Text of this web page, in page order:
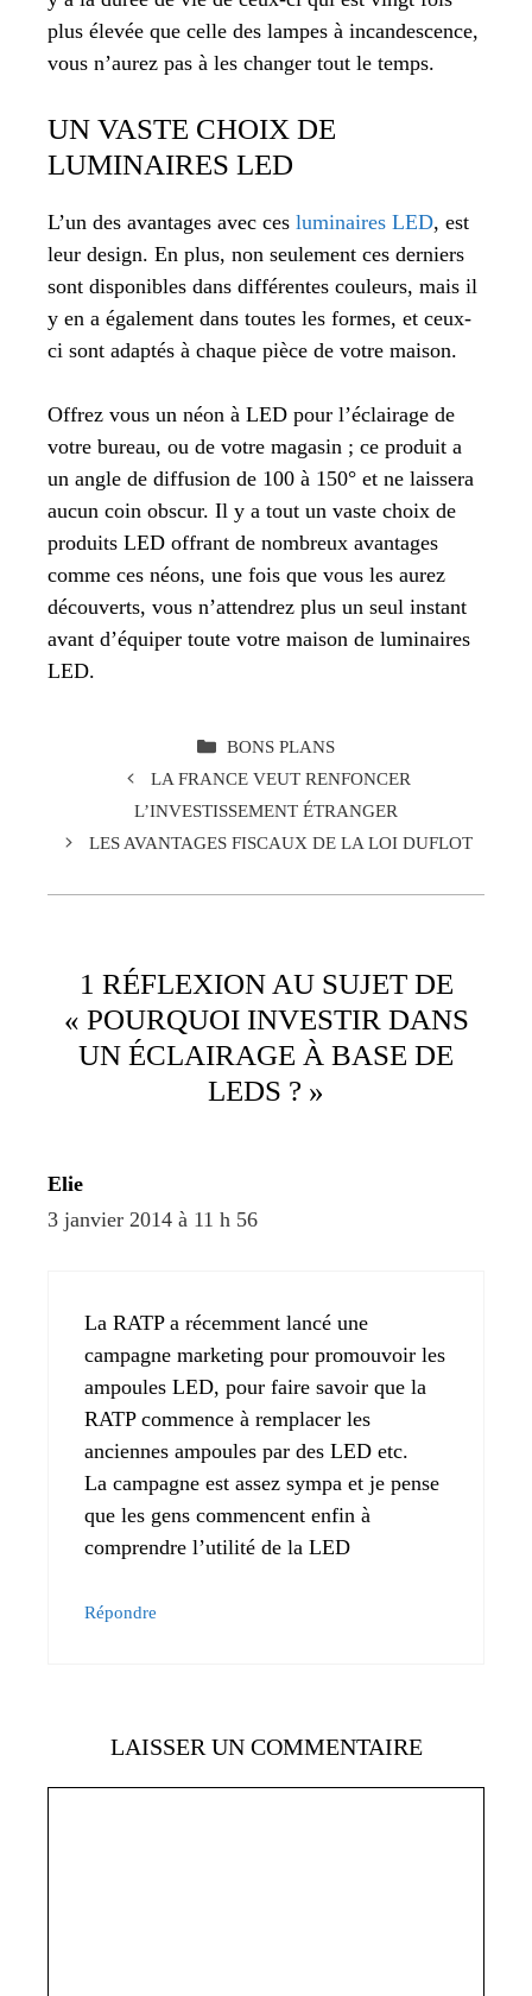
plus élevée que celle des lampes à incandescence,
vous n’aurez pas à les changer tout le temps.
UN VASTE CHOIX DE
LUMINAIRES LED
L’un des avantages avec ces luminaires LED, est
leur design. En plus, non seulement ces derniers
sont disponibles dans différentes couleurs, mais il
y en a également dans toutes les formes, et ceux-
ci sont adaptés à chaque pièce de votre maison.
Offrez vous un néon à LED pour l’éclairage de
votre bureau, ou de votre magasin ; ce produit a
un angle de diffusion de 100 à 150° et ne laissera
aucun coin obscur. Il y a tout un vaste choix de
produits LED offrant de nombreux avantages
comme ces néons, une fois que vous les aurez
découverts, vous n’attendrez plus un seul instant
avant d’équiper toute votre maison de luminaires
LED.
CATÉGORIES
BONS PLANS
LA FRANCE VEUT RENFONCER
L’INVESTISSEMENT ÉTRANGER
LES AVANTAGES FISCAUX DE LA LOI DUFLOT
1 RÉFLEXION AU SUJET DE
« POURQUOI INVESTIR DANS
UN ÉCLAIRAGE À BASE DE
LEDS ? »
Elie
3 janvier 2014 à 11 h 56
La RATP a récemment lancé une
campagne marketing pour promouvoir les
ampoules LED, pour faire savoir que la
RATP commence à remplacer les
anciennes ampoules par des LED etc.
La campagne est assez sympa et je pense
que les gens commencent enfin à
comprendre l’utilité de la LED
Répondre
LAISSER UN COMMENTAIRE